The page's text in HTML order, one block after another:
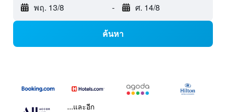
พฤ. 13/8 - ศ. 14/8
ค้นหา
...และอีก